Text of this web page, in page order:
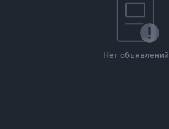
Нет объявлений